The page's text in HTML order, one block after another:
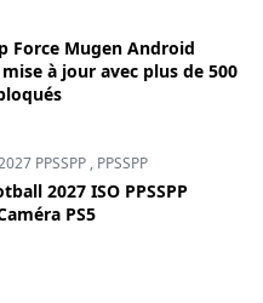
Force Mugen Android
à jour avec plus de 500
PPSSPP , PPSSPP
2027 ISO PPSSPP
PS5